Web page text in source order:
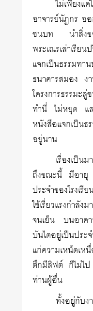
ไม่เพียง
อาจารย์นัฏกร อ
ชนบท นำสิ่งขอ
พระเณรเล่าเรี
แจกเป็นธรรมท
ธนาคารสมอง ง
โครงการธรรม
ทำนี่ ไม่หยุด แล
หนังสือแจกเป็นธ
อยู่นาน
เรื่องเป็น
ถึงขณะนี้ มีอายุ
ประจำของโรงเ
ใช้เรี่ยวแรงกำลั
จนเย็น บนอาค
บันไดอยู่เป็นปร
แก่ความเหน็ดเห
ตึกมีลิฟต์ ก็ไม่ไป
ท่านผู้อื่น
ทั้งอยู่กับ